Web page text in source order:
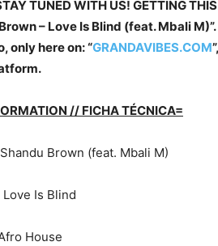
TUNED WITH US! GETTING
– Love Is Blind (feat. Mbali M)”.
only here on: “GRANDAVIBES.COM
// FICHA TÉCNICA=
Brown (feat. Mbali M)
Love Is Blind
House